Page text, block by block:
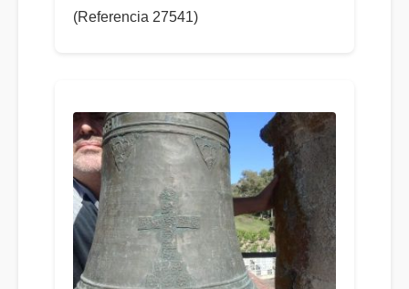
(Referencia 27541)